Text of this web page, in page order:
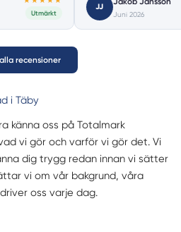
Juni 2026
recensioner
i Täby
känna oss på Totalmark
vi gör och varför vi gör det. Vi
dig trygg redan innan vi sätter
vi om vår bakgrund, våra
oss varje dag.